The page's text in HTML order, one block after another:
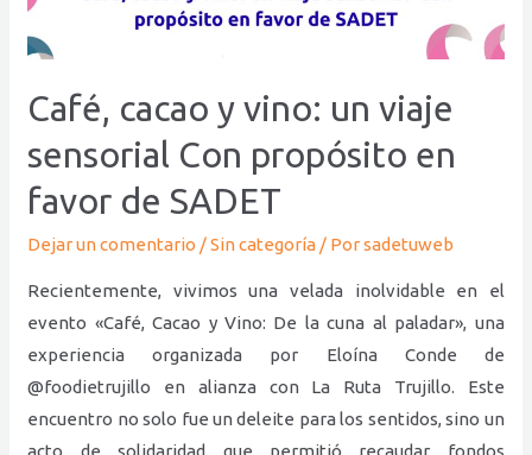
Café, cacao y vino: un viaje
sensorial Con propósito en
favor de SADET
Dejar un comentario /Sin categoría / Porsadetuweb
Recientemente, vivimos una velada inolvidable en el
evento «Café, Cacao y Vino: De la cuna al paladar», una
experiencia organizada por Eloína Conde de
@foodietrujillo en alianza con La Ruta Trujillo. Este
encuentro no solo fue un deleite para los sentidos, sino un
y
vino:
viaje
sensorial
propósito
en